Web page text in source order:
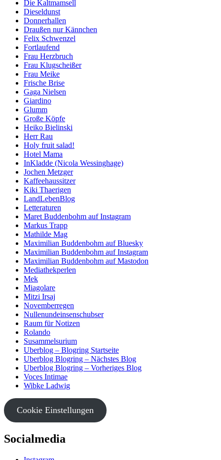
Die Kaltmamsell
Dieseldunst
Donnerhallen
Draußen nur Kännchen
Felix Schwenzel
Fortlaufend
Frau Herzbruch
Frau Klugscheißer
Frau Meike
Frische Brise
Gaga Nielsen
Giardino
Glumm
Große Köpfe
Heiko Bielinski
Herr Rau
Holy fruit salad!
Hotel Mama
InKladde (Nicola Wessinghage)
Jochen Metzger
Kaffeehaussitzer
Kiki Thaerigen
LandLebenBlog
Letteraturen
Maret Buddenbohm auf Instagram
Markus Trapp
Mathilde Mag
Maximilian Buddenbohm auf Bluesky
Maximilian Buddenbohm auf Instagram
Maximilian Buddenbohm auf Mastodon
Mediathekperlen
Mek
Miagolare
Mitzi Irsaj
Novemberregen
Nullenundeinsenschubser
Raum für Notizen
Rolando
Susammelsurium
Uberblog – Blogring Startseite
Uberblog Blogring – Nächstes Blog
Uberblog Blogring – Vorheriges Blog
Voces Intimae
Wibke Ladwig
Cookie Einstellungen
Socialmedia